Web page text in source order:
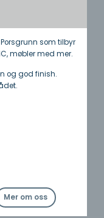
som tilbyr
møbler med mer.
og god finish.
Mer om oss